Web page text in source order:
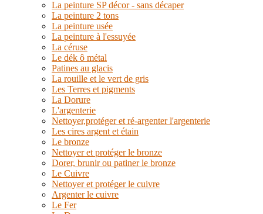
La peinture SP décor - sans décaper
La peinture 2 tons
La peinture usée
La peinture à l'essuyée
La céruse
Le dék ô métal
Patines au glacis
La rouille et le vert de gris
Les Terres et pigments
La Dorure
L'argenterie
Nettoyer,protéger et ré-argenter l'argenterie
Les cires argent et étain
Le bronze
Nettoyer et protéger le bronze
Dorer, brunir ou patiner le bronze
Le Cuivre
Nettoyer et protéger le cuivre
Argenter le cuivre
Le Fer